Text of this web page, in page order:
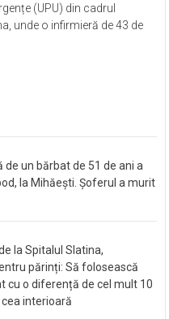
(UPU) din cadrul
unde o infirmieră de 43 de
de un bărbat de 51 de ani a
la Mihăești. Șoferul a murit
la Spitalul Slatina,
părinți: Să folosească
cu o diferență de cel mult 10
interioară